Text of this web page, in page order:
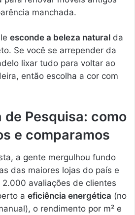
manchada.
esconde a beleza natural da
Se você se arrepender da
lixar tudo para voltar ao
então escolha a cor com
de Pesquisa: como
e comparamos
a gente mergulhou fundo
das maiores lojas do país e
avaliações de clientes
a eficiência energética (no
o rendimento por m² e